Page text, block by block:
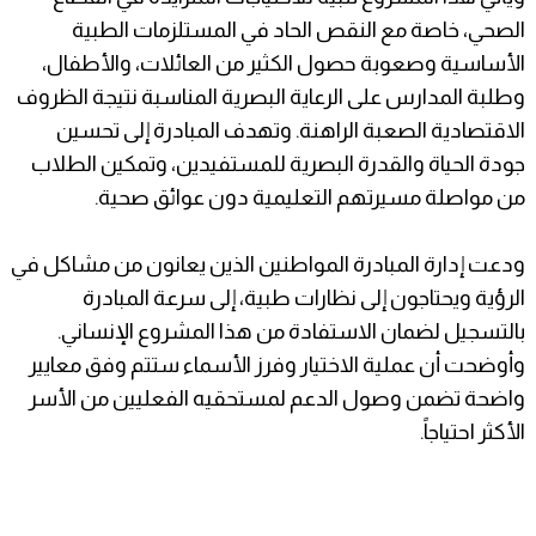
الصحي، خاصة مع النقص الحاد في المستلزمات الطبية
الأساسية وصعوبة حصول الكثير من العائلات، والأطفال،
وطلبة المدارس على الرعاية البصرية المناسبة نتيجة الظروف
الاقتصادية الصعبة الراهنة. وتهدف المبادرة إلى تحسين
جودة الحياة والقدرة البصرية للمستفيدين، وتمكين الطلاب
من مواصلة مسيرتهم التعليمية دون عوائق صحية.
​ودعت إدارة المبادرة المواطنين الذين يعانون من مشاكل في
الرؤية ويحتاجون إلى نظارات طبية، إلى سرعة المبادرة
بالتسجيل لضمان الاستفادة من هذا المشروع الإنساني.
وأوضحت أن عملية الاختيار وفرز الأسماء ستتم وفق معايير
واضحة تضمن وصول الدعم لمستحقيه الفعليين من الأسر
الأكثر احتياجاً.